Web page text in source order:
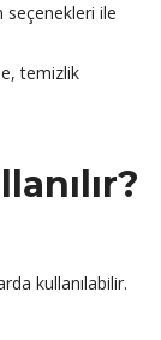
seçenekleri ile
temizlik
kullanılabilir.